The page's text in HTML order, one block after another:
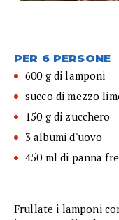
PER 6 PERSONE
600 g di lamponi
succo di mezzo
150 g di zucchero
3 albumi d'uovo
450 ml di panna
Frullate i lamponi